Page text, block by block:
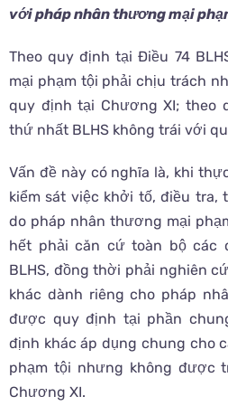
với pháp nhân thương mại
Theo quy định tại Điều 74
mại phạm tội phải chịu trách
quy định tại Chương XI; theo
thứ nhất BLHS không trái với
Vấn đề này có nghĩa là, khi
kiểm sát việc khởi tố, điều tra,
do pháp nhân thương mại
hết phải căn cứ toàn bộ các
BLHS, đồng thời phải nghiên
khác dành riêng cho pháp
được quy định tại phần
định khác áp dụng chung cho
phạm tội nhưng không được
Chương XI.